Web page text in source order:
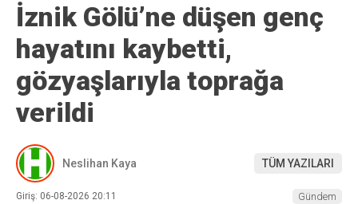
İznik Gölü’ne düşen genç
hayatını kaybetti,
gözyaşlarıyla toprağa
verildi
Neslihan Kaya TÜM YAZILARI
Giriş: 06-08-2026 20:11
Gündem